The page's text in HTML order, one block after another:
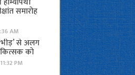
समारोह
AM
से अलग
को
PM